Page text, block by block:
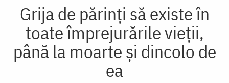
Grija de părinți să existe în
toate împrejurările vieții,
până la moarte și dincolo de
ea